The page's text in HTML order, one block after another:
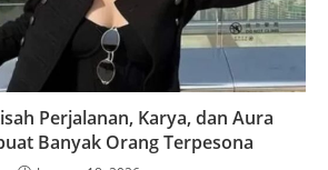
Perjalanan, Karya, dan Aura
Banyak Orang Terpesona